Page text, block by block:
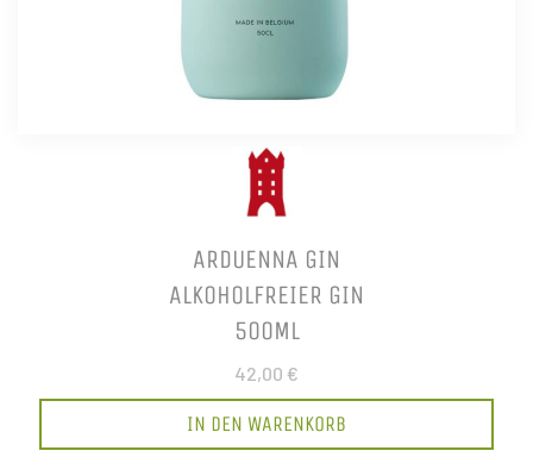
ARDUENNA GIN
ALKOHOLFREIER GIN
500ML
42,00 €
IN DEN WARENKORB